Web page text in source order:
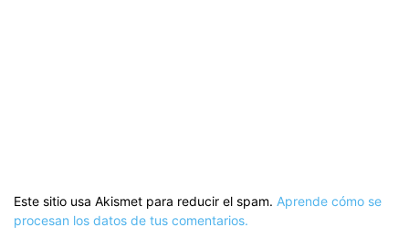
Este sitio usa Akismet para reducir el spam. Aprende cómo se
procesan los datos de tus comentarios.